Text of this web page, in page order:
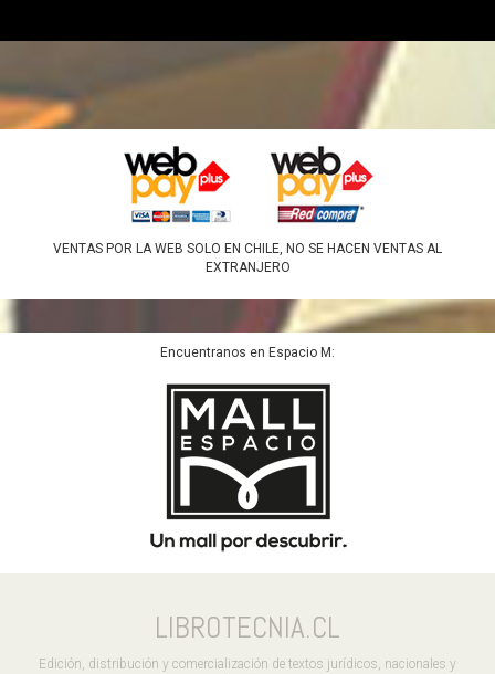
VENTAS POR LA WEB SOLO EN CHILE, NO SE HACEN VENTAS AL
EXTRANJERO
Encuentranos en Espacio M:
LIBROTECNIA.CL
Edición, distribución y comercialización de textos jurídicos, nacionales y